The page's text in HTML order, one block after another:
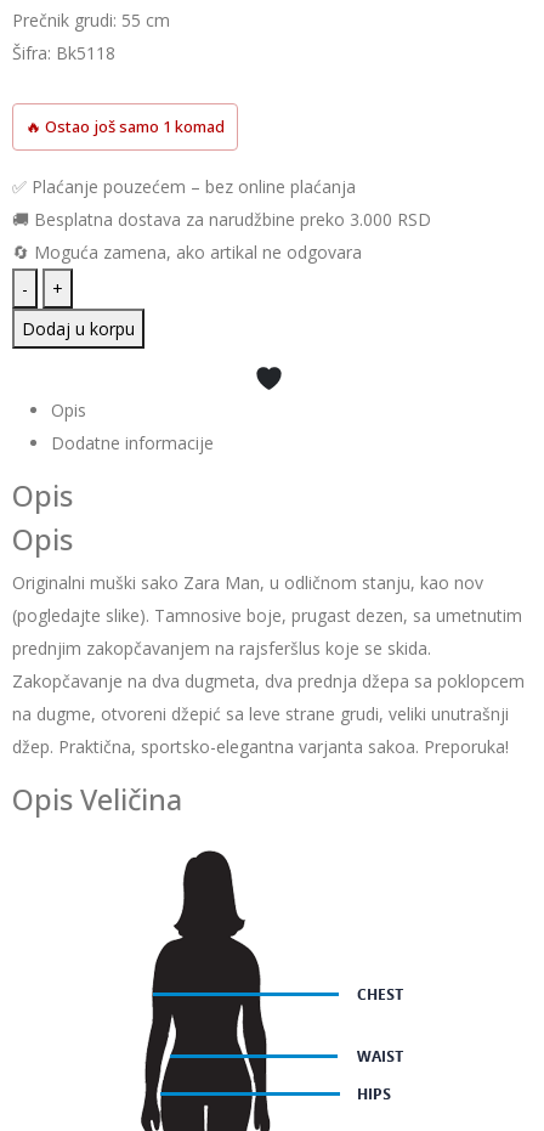
Prečnik grudi: 55 cm
Šifra: Bk5118
🔥 Ostao još samo 1 komad
✅ Plaćanje pouzećem – bez online plaćanja
🚚 Besplatna dostava za narudžbine preko 3.000 RSD
🔄 Moguća zamena, ako artikal ne odgovara
-
+
Dodaj u korpu
Opis
Dodatne informacije
Opis
Opis
Originalni muški sako Zara Man, u odličnom stanju, kao nov
(pogledajte slike). Tamnosive boje, prugast dezen, sa umetnutim
prednjim zakopčavanjem na rajsferšlus koje se skida.
Zakopčavanje na dva dugmeta, dva prednja džepa sa poklopcem
na dugme, otvoreni džepić sa leve strane grudi, veliki unutrašnji
džep. Praktična, sportsko-elegantna varjanta sakoa. Preporuka!
Opis Veličina